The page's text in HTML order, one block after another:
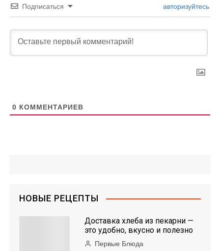
Подписаться авторизуйтесь
0 КОММЕНТАРИЕВ
НОВЫЕ РЕЦЕПТЫ
Доставка хлеба из пекарни —
это удобно, вкусно и полезно
Первые Блюда